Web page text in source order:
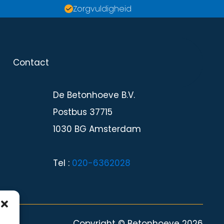
Zorgvuldigheid
Contact
De Betonhoeve B.V.
Postbus 37715
1030 BG Amsterdam
Tel : 020-6362028